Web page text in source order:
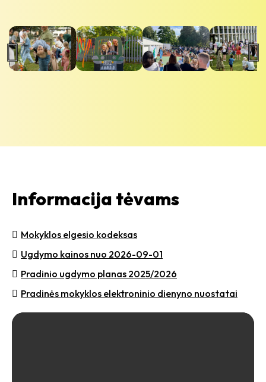
Informacija tėvams
Mokyklos elgesio kodeksas
Ugdymo kainos nuo 2026-09-01
Pradinio ugdymo planas 2025/2026
Pradinės mokyklos elektroninio dienyno nuostatai